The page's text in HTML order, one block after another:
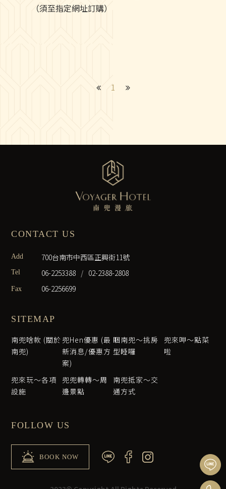
（須至指定網址訂購）
1
CONTACT US
Add 700台南市中西區正興街11號
Tel 06-2253388 / 02-2388-2808
Fax 06-2256699
SITEMAP
南兜啥款 (關於
南兜)
兜Hen優惠 (最
新消息/優惠方
案)
睏南兜～挑房
型睡囉
兜來呷～點菜
啦
兜來玩～各項
設施
兜兜轉轉～周
邊景點
南兜抵家～交
通方式
FOLLOW US
BOOK NOW